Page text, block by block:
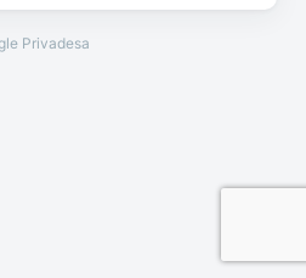
Privadesa